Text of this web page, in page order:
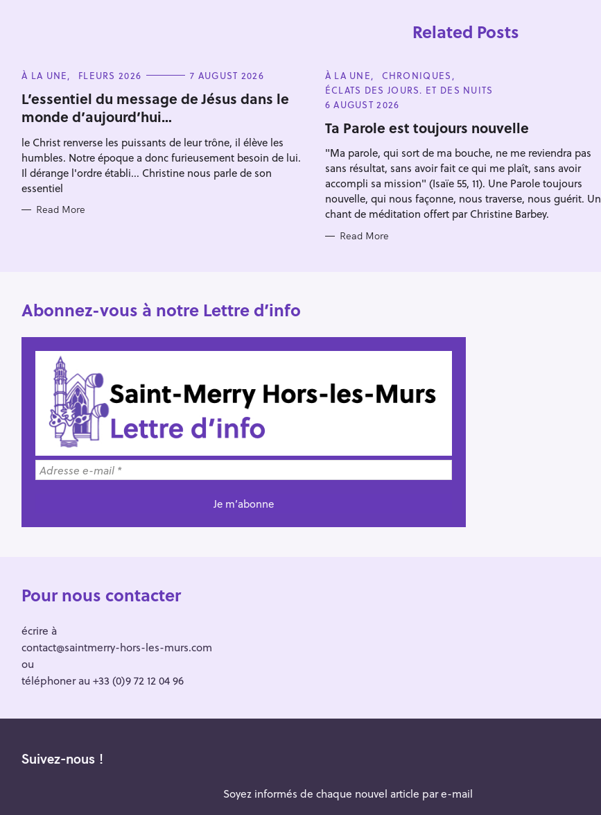
o
n
Related Posts
C
T
E
G
O
I
E
S
À LA UNE FLEURS 2026 7 AUGUST 2026
L’essentiel du message de Jésus dans le
monde d’aujourd’hui…
le Christ renverse les puissants de leur trône, il élève les
humbles. Notre époque a donc furieusement besoin de lui.
Il dérange l'ordre établi... Christine nous parle de son
essentiel
Read More
C
A
T
E
O
R
E
À LA UNE
CHRONIQUES
ÉCLATS DES JOURS. ET DES NUITS
6 AUGUST 2026
Ta Parole est toujours nouvelle
"Ma parole, qui sort de ma bouche, ne me reviendra pas
sans résultat, sans avoir fait ce qui me plaît, sans avoir
accompli sa mission" (Isaïe 55, 11). Une Parole toujours
nouvelle, qui nous façonne, nous traverse, nous guérit. Un
chant de méditation offert par Christine Barbey.
Read More
Abonnez-vous à notre Lettre d’info
Pour nous contacter
écrire à
contact@saintmerry-hors-les-murs.com
ou
téléphoner au +33 (0)9 72 12 04 96
Suivez-nous !
Soyez informés de chaque nouvel article par e-mail
e
a
r
c
h
f
Press Esc to cancel.